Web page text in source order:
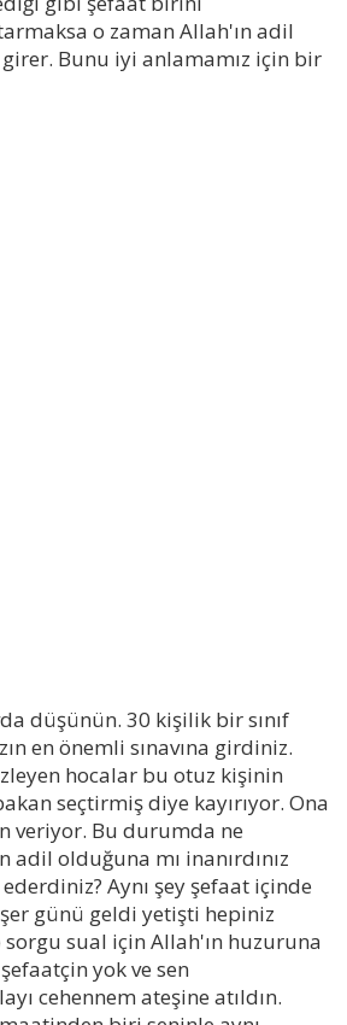
o zaman Allah'ın adil
girer. Bunu iyi anlamamız için bir
düşünün. 30 kişilik bir sınıf
en önemli sınavına girdiniz.
izleyen hocalar bu otuz kişinin
seçtirmiş diye kayırıyor. Ona
veriyor. Bu durumda ne
adil olduğuna mı inanırdınız
Aynı şey şefaat içinde
günü geldi yetişti hepiniz
sual için Allah'ın huzuruna
yok ve sen
cehennem ateşine atıldın.